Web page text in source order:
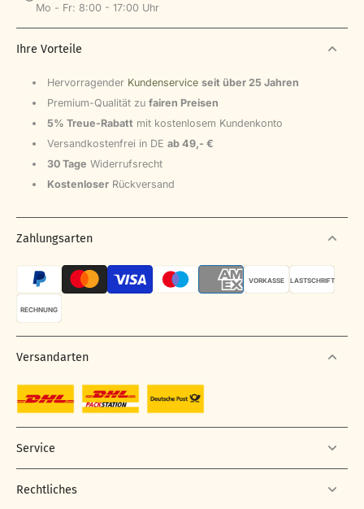
Mo - Fr: 8:00 - 17:00 Uhr
Ihre Vorteile
Hervorragender Kundenservice seit über 25 Jahren
Premium-Qualität zu fairen Preisen
5% Treue-Rabattmit kostenlosem Kundenkonto
Versandkostenfrei in DE ab 49,- €
30 Tage Widerrufsrecht
KostenloserRückversand
Zahlungsarten
VORKASSE LASTSCHRIFT
RECHNUNG
Versandarten
Service
Rechtliches